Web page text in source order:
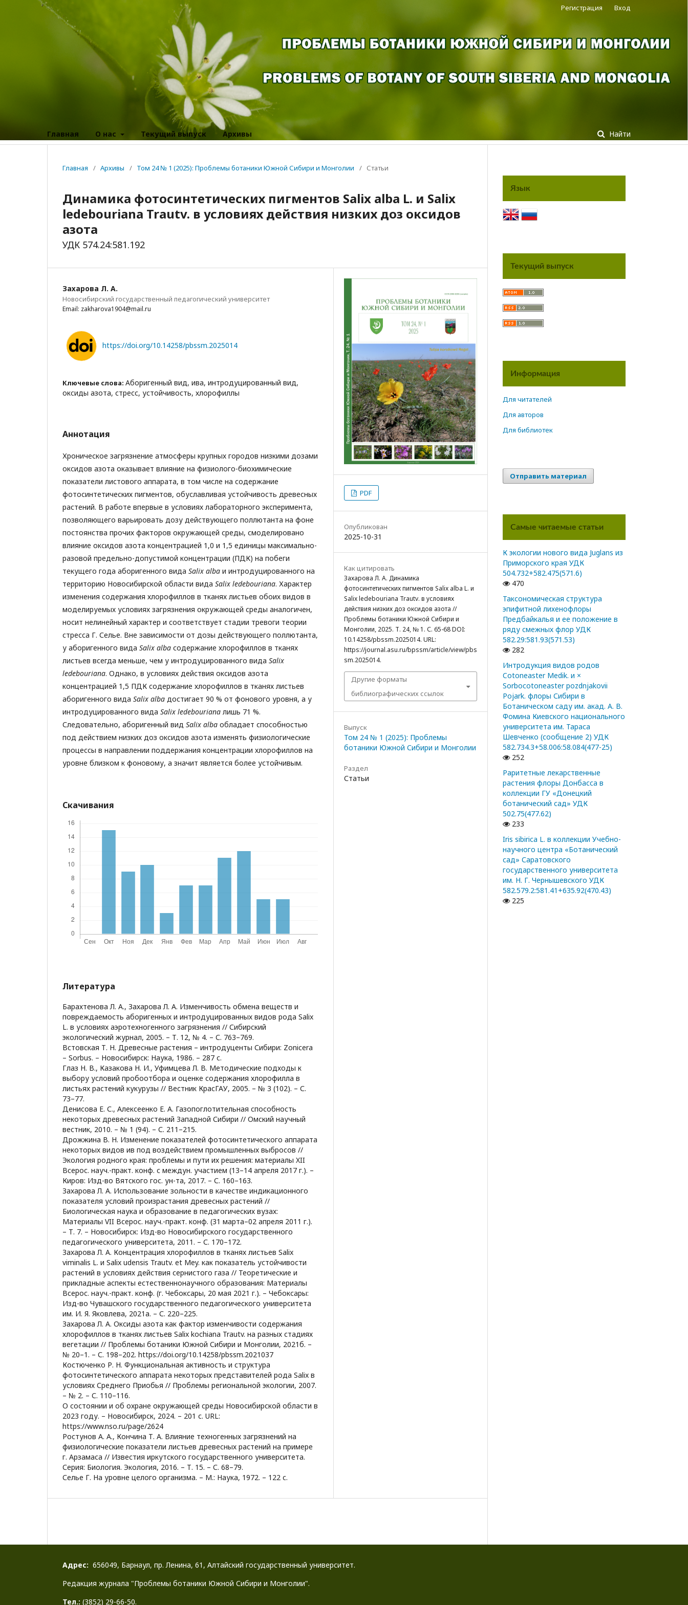
Главная О нас Текущий выпуск Архивы Найти
Регистрация Вход
Главная / Архивы / Том 24 № 1 (2025): Проблемы ботаники Южной Сибири и Монголии / Статьи
Динамика фотосинтетических пигментов Salix alba L. и Salix
ledebouriana Trautv. в условиях действия низких доз оксидов
азота
УДК 574.24:581.192
Захарова Л. А.
Новосибирский государственный педагогический университет
Email: zakharova1904@mail.ru
https://doi.org/10.14258/pbssm.2025014
Ключевые слова: Аборигенный вид, ива, интродуцированный вид,
оксиды азота, стресс, устойчивость, хлорофиллы
Аннотация
Хроническое загрязнение атмосферы крупных городов низкими дозами
оксидов азота оказывает влияние на физиолого-биохимические
показатели листового аппарата, в том числе на содержание
фотосинтетических пигментов, обуславливая устойчивость древесных
растений. В работе впервые в условиях лабораторного эксперимента,
позволяющего варьировать дозу действующего поллютанта на фоне
постоянства прочих факторов окружающей среды, смоделировано
влияние оксидов азота концентрацией 1,0 и 1,5 единицы максимально-
разовой предельно-допустимой концентрации (ПДК) на побеги
текущего года аборигенного вида Salix alba и интродуцированного на
территорию Новосибирской области вида Salix ledebouriana. Характер
изменения содержания хлорофиллов в тканях листьев обоих видов в
моделируемых условиях загрязнения окружающей среды аналогичен,
носит нелинейный характер и соответствует стадии тревоги теории
стресса Г. Селье. Вне зависимости от дозы действующего поллютанта,
у аборигенного вида Salix alba содержание хлорофиллов в тканях
листьев всегда меньше, чем у интродуцированного вида Salix
ledebouriana. Однако, в условиях действия оксидов азота
концентрацией 1,5 ПДК содержание хлорофиллов в тканях листьев
аборигенного вида Salix alba достигает 90 % от фонового уровня, а у
интродуцированного вида Salix ledebouriana лишь 71 %.
Следовательно, аборигенный вид Salix alba обладает способностью
под действием низких доз оксидов азота изменять физиологические
процессы в направлении поддержания концентрации хлорофиллов на
уровне близком к фоновому, а значит является более устойчивым.
Скачивания
Литература
Барахтенова Л. А., Захарова Л. А. Изменчивость обмена веществ и
повреждаемость аборигенных и интродуцированных видов рода Salix
L. в условиях аэротехногенного загрязнения // Сибирский
экологический журнал, 2005. – Т. 12, № 4. – С. 763–769.
Встовская Т. Н. Древесные растения – интродуценты Сибири: Zonicera
– Sorbus. – Новосибирск: Наука, 1986. – 287 с.
Глаз Н. В., Казакова Н. И., Уфимцева Л. В. Методические подходы к
выбору условий пробоотбора и оценке содержания хлорофилла в
листьях растений кукурузы // Вестник КрасГАУ, 2005. – № 3 (102). – С.
73–77.
Денисова Е. С., Алексеенко Е. А. Газопоглотительная способность
некоторых древесных растений Западной Сибири // Омский научный
вестник, 2010. – № 1 (94). – С. 211–215.
Дрожжина В. Н. Изменение показателей фотосинтетического аппарата
некоторых видов ив под воздействием промышленных выбросов //
Экология родного края: проблемы и пути их решения: материалы XII
Всерос. науч.-практ. конф. с междун. участием (13–14 апреля 2017 г.). –
Киров: Изд-во Вятского гос. ун-та, 2017. – С. 160–163.
Захарова Л. А. Использование зольности в качестве индикационного
показателя условий произрастания древесных растений //
Биологическая наука и образование в педагогических вузах:
Материалы VII Всерос. науч.-практ. конф. (31 марта–02 апреля 2011 г.).
– Т. 7. – Новосибирск: Изд-во Новосибирского государственного
педагогического университета, 2011. – С. 170–172.
Захарова Л. А. Концентрация хлорофиллов в тканях листьев Salix
viminalis L. и Salix udensis Trautv. et Mey. как показатель устойчивости
растений в условиях действия сернистого газа // Теоретические и
прикладные аспекты естественнонаучного образования: Материалы
Всерос. науч.-практ. конф. (г. Чебоксары, 20 мая 2021 г.). – Чебоксары:
Изд-во Чувашского государственного педагогического университета
им. И. Я. Яковлева, 2021а. – С. 220–225.
Захарова Л. А. Оксиды азота как фактор изменчивости содержания
хлорофиллов в тканях листьев Salix kochiana Trautv. на разных стадиях
вегетации // Проблемы ботаники Южной Сибири и Монголии, 2021б. –
№ 20–1. – С. 198–202. https://doi.org/10.14258/pbssm.2021037
Костюченко Р. Н. Функциональная активность и структура
фотосинтетического аппарата некоторых представителей рода Salix в
условиях Среднего Приобья // Проблемы региональной экологии, 2007.
– № 2. – С. 110–116.
О состоянии и об охране окружающей среды Новосибирской области в
2023 году. – Новосибирск, 2024. – 201 с. URL:
https://www.nso.ru/page/2624
Ростунов А. А., Кончина Т. А. Влияние техногенных загрязнений на
физиологические показатели листьев древесных растений на примере
г. Арзамаса // Известия иркутского государственного университета.
Серия: Биология. Экология, 2016. – Т. 15. – С. 68–79.
Селье Г. На уровне целого организма. – М.: Наука, 1972. – 122 с.
PDF
Опубликован
2025-10-31
Как цитировать
Захарова Л. А. Динамика
фотосинтетических пигментов Salix alba L. и
Salix ledebouriana Trautv. в условиях
действия низких доз оксидов азота //
Проблемы ботаники Южной Сибири и
Монголии, 2025. Т. 24, № 1. С. 65-68 DOI:
10.14258/pbssm.2025014. URL:
https://journal.asu.ru/bpssm/article/view/pbs
sm.2025014.
Другие форматы
библиографических ссылок
Выпуск
Том 24 № 1 (2025): Проблемы
ботаники Южной Сибири и Монголии
Раздел
Статьи
Язык
Текущий выпуск
Информация
Для читателей
Для авторов
Для библиотек
Отправить материал
Самые читаемые статьи
К экологии нового вида Juglans из
Приморского края УДК
504.732+582.475(571.6)
470
Таксономическая структура
эпифитной лихенофлоры
Предбайкалья и ее положение в
ряду смежных флор УДК
582.29:581.93(571.53)
282
Интродукция видов родов
Cotoneaster Medik. и ×
Sorbocotoneaster pozdnjakovii
Pojark. флоры Сибири в
Ботаническом саду им. акад. А. В.
Фомина Киевского национального
университета им. Тараса
Шевченко (сообщение 2) УДК
582.734.3+58.006:58.084(477-25)
252
Раритетные лекарственные
растения флоры Донбасса в
коллекции ГУ «Донецкий
ботанический сад» УДК
502.75(477.62)
233
Iris sibirica L. в коллекции Учебно-
научного центра «Ботанический
сад» Саратовского
государственного университета
им. Н. Г. Чернышевского УДК
582.579.2:581.41+635.92(470.43)
225
Адрес: 656049, Барнаул, пр. Ленина, 61, Алтайский государственный университет.
Редакция журнала "Проблемы ботаники Южной Сибири и Монголии".
Тел.: (3852) 29-66-50.